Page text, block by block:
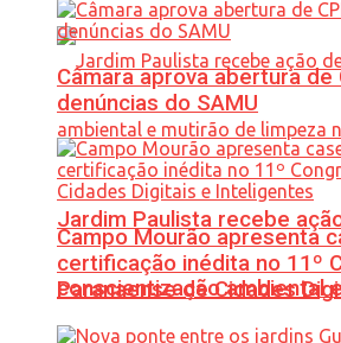
Jardim Paulista recebe
conscientização ambiental
Câmara aprova abertura de
denúncias do SAMU
Campo Mourão apresenta
certificação inédita no 11º
Paranaense de Cidades